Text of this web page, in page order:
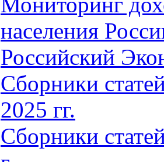
населения
Российский
Сборники
2025 гг.
Сборники